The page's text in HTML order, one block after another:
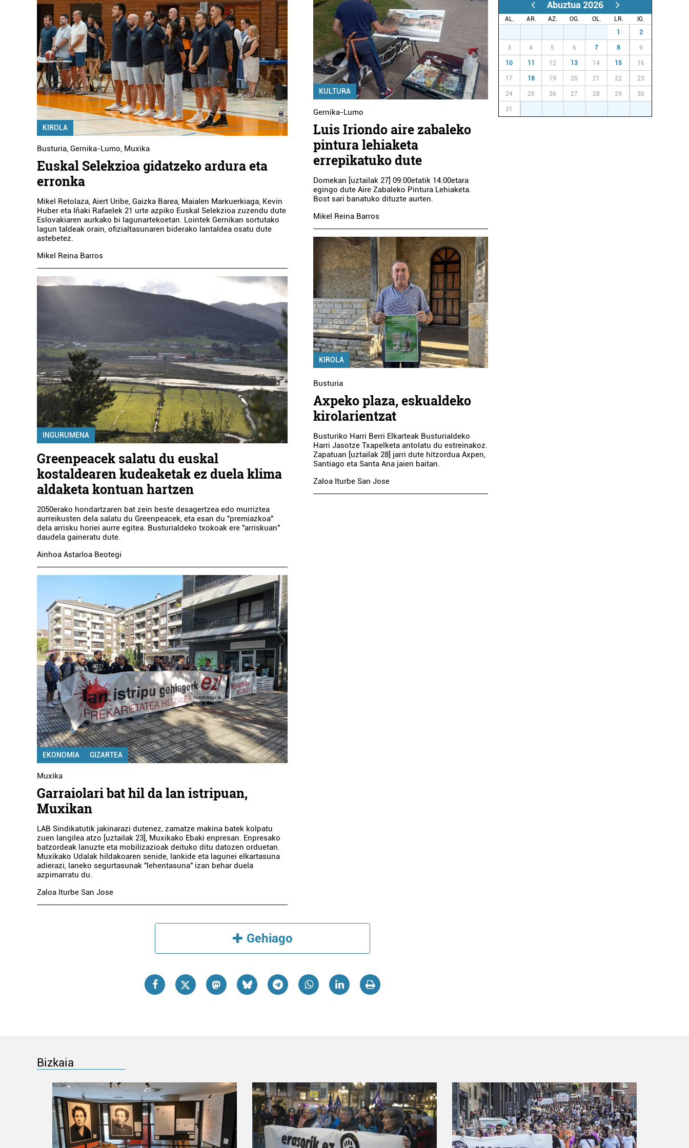
KIROLA
Busturia, Gernika-Lumo, Muxika
Euskal Selekzioa gidatzeko ardura eta
erronka
Mikel Retolaza, Aiert Uribe, Gaizka Barea, Maialen Markuerkiaga, Kevin
Huber eta Iñaki Rafaelek 21 urte azpiko Euskal Selekzioa zuzendu dute
Eslovakiaren aurkako bi lagunartekoetan. Lointek Gernikan sortutako
lagun taldeak orain, ofizialtasunaren biderako lantaldea osatu dute
astebetez.
Mikel Reina Barros
INGURUMENA
Greenpeacek salatu du euskal
kostaldearen kudeaketak ez duela klima
aldaketa kontuan hartzen
2050erako hondartzaren bat zein beste desagertzea edo murriztea
aurreikusten dela salatu du Greenpeacek, eta esan du "premiazkoa"
dela arrisku horiei aurre egitea. Busturialdeko txokoak ere "arriskuan"
daudela gaineratu dute.
Ainhoa Astarloa Beotegi
EKONOMIA GIZARTEA
Muxika
Garraiolari bat hil da lan istripuan,
Muxikan
LAB Sindikatutik jakinarazi dutenez, zamatze makina batek kolpatu
zuen langilea atzo [uztailak 23], Muxikako Ebaki enpresan. Enpresako
batzordeak lanuzte eta mobilizazioak deituko ditu datozen orduetan.
Muxikako Udalak hildakoaren senide, lankide eta lagunei elkartasuna
adierazi, laneko segurtasunak "lehentasuna" izan behar duela
azpimarratu du.
Zaloa Iturbe San Jose
KULTURA
Gernika-Lumo
Luis Iriondo aire zabaleko
pintura lehiaketa
errepikatuko dute
Domekan [uztailak 27] 09:00etatik 14:00etara
egingo dute Aire Zabaleko Pintura Lehiaketa.
Bost sari banatuko dituzte aurten.
Mikel Reina Barros
KIROLA
Busturia
Axpeko plaza, eskualdeko
kirolarientzat
Busturiko Harri Berri Elkarteak Busturialdeko
Harri Jasotze Txapelketa antolatu du estreinakoz.
Zapatuan [uztailak 28] jarri dute hitzordua Axpen,
Santiago eta Santa Ana jaien baitan.
Zaloa Iturbe San Jose
Gehiago
Abuztua 2026
AL. AR. AZ. OG. OL. LR.
IG.
1 2
3 4 5 6 7 8 9
10 11 12 13 14 15 16
17 18 19 20 21 22 23
24 25 26 27 28 29 30
31
Bizkaia